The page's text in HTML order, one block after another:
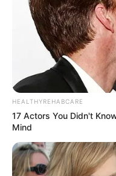
HEALTHYREHABCARE
17 Actors You Didn't
Mind